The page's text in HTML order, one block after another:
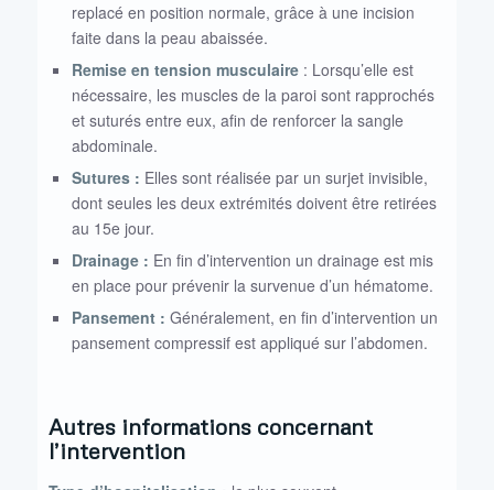
replacé en position normale, grâce à une incision
faite dans la peau abaissée.
Remise en tension musculaire: Lorsqu’elle est
nécessaire, les muscles de la paroi sont rapprochés
et suturés entre eux, afin de renforcer la sangle
abdominale.
Sutures : Elles sont réalisée par un surjet invisible,
dont seules les deux extrémités doivent être retirées
au 15e jour.
Drainage : En fin d’intervention un drainage est mis
en place pour prévenir la survenue d’un hématome.
Pansement : Généralement, en fin d’intervention un
pansement compressif est appliqué sur l’abdomen.
Autres informations concernant
l’intervention